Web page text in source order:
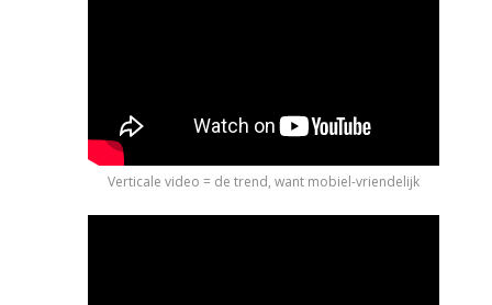
Verticale video = de trend, want mobiel-vriendelijk